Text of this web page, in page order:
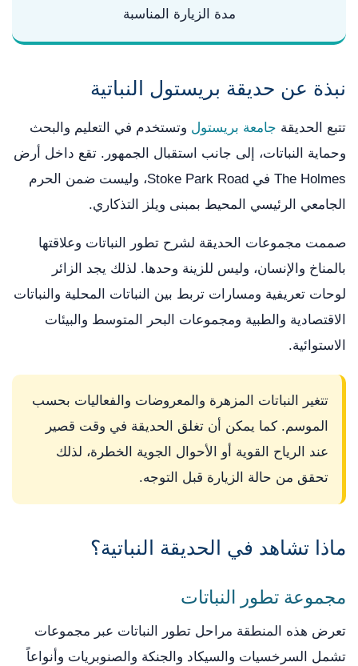
مدة الزيارة المناسبة
نبذة عن حديقة بريستول النباتية
تتبع الحديقة جامعة بريستول وتستخدم في التعليم والبحث
وحماية النباتات، إلى جانب استقبال الجمهور. تقع داخل أرض
The Holmes في Stoke Park Road، وليست ضمن الحرم
الجامعي الرئيسي المحيط بمبنى ويلز التذكاري.
صممت مجموعات الحديقة لشرح تطور النباتات وعلاقتها
بالمناخ والإنسان، وليس للزينة وحدها. لذلك يجد الزائر
لوحات تعريفية ومسارات تربط بين النباتات المحلية والنباتات
الاقتصادية والطبية ومجموعات البحر المتوسط والبيئات
الاستوائية.
تتغير النباتات المزهرة والمعروضات والفعاليات بحسب
الموسم. كما يمكن أن تغلق الحديقة في وقت قصير
عند الرياح القوية أو الأحوال الجوية الخطرة، لذلك
تحقق من حالة الزيارة قبل التوجه.
ماذا تشاهد في الحديقة النباتية؟
مجموعة تطور النباتات
تعرض هذه المنطقة مراحل تطور النباتات عبر مجموعات
تشمل السرخسيات والسيكاد والجنكة والصنوبريات وأنواعاً